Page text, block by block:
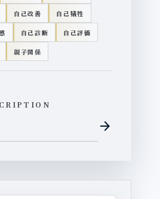
自己改善 自己犠牲
自己診断 自己評価
親子関係
arrow_forward